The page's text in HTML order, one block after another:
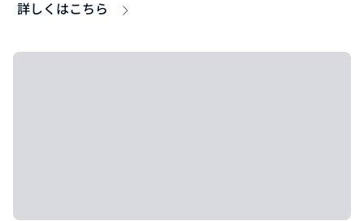
詳しくはこちら